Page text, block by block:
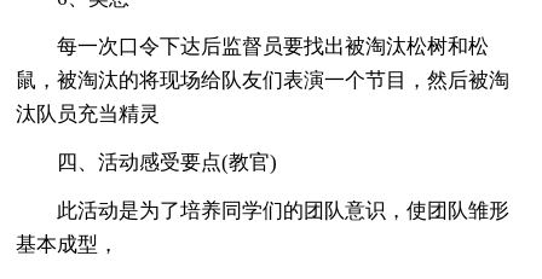
每一次口令下达后监督员要找出被淘汰松树和松
鼠，被淘汰的将现场给队友们表演一个节目，然后被淘
汰队员充当精灵
四、活动感受要点(教官)
此活动是为了培养同学们的团队意识，使团队雏形
基本成型，